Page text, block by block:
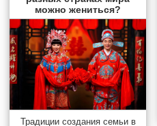
можно жениться?
Традиции создания семьи в